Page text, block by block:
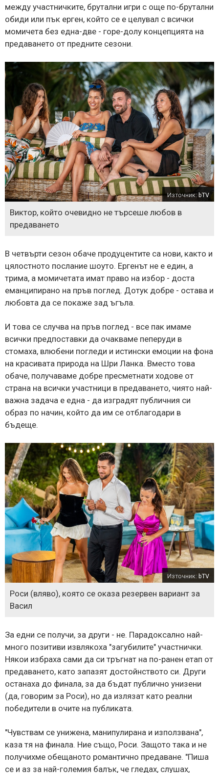
между участничките, брутални игри с още по-брутални
обиди или пък ерген, който се е целувал с всички
момичета без една-две - горе-долу концепцията на
предаването от предните сезони.
Източник: bTV
Виктор, който очевидно не търсеше любов в
предаването
В четвърти сезон обаче продуцентите са нови, както и
цялостното послание шоуто. Ергенът не е един, а
трима, а момичетата имат право на избор - доста
еманципирано на пръв поглед. Дотук добре - остава и
любовта да се покаже зад ъгъла.
И това се случва на пръв поглед - все пак имаме
всички предпоставки да очакваме пеперуди в
стомаха, влюбени погледи и истински емоции на фона
на красивата природа на Шри Ланка. Вместо това
обаче, получаваме добре пресметнати ходове от
страна на всички участници в предаването, чиято най-
важна задача е една - да изградят публичния си
образ по начин, който да им се отблагодари в
бъдеще.
Източник: bTV
Роси (вляво), която се оказа резервен вариант за
Васил
За едни се получи, за други - не. Парадоксално най-
много позитиви извлякоха "загубилите" участнички.
Някои избраха сами да си тръгнат на по-ранен етап от
предаването, като запазят достойнството си. Други
останаха до финала, за да бъдат публично унизени
(да, говорим за Роси), но да излязат като реални
победители в очите на публиката.
"Чувствам се унижена, манипулирана и използвана",
каза тя на финала. Ние също, Роси. Защото така и не
получихме обещаното романтично предаване. "Пиша
се и аз за най-големия балък, че гледах, слушах,